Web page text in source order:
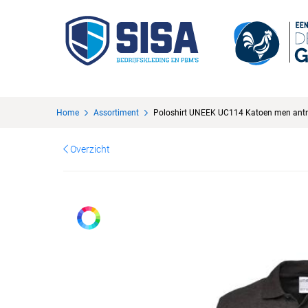
Home Assortiment Poloshirt UNEEK UC114 Katoen men
Overzicht